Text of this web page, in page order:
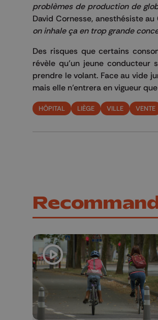
problèmes de production de
David Cornesse, anesthésiste au
on inhale ça en trop grande
Des risques que certains
révèle qu’un jeune conducteur
prendre le volant. Face au vide
mais elle n’entrera en vigueur
HÔPITAL LIÈGE VILLE VENTE